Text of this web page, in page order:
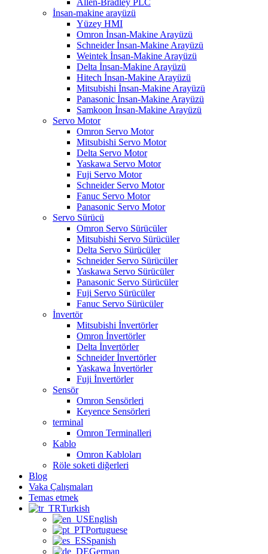
Allen-Bradley PLC
İnsan-makine arayüzü
Yüzey HMI
Omron İnsan-Makine Arayüzü
Schneider İnsan-Makine Arayüzü
Weintek İnsan-Makine Arayüzü
Delta İnsan-Makine Arayüzü
Hitech İnsan-Makine Arayüzü
Mitsubishi İnsan-Makine Arayüzü
Panasonic İnsan-Makine Arayüzü
Samkoon İnsan-Makine Arayüzü
Servo Motor
Omron Servo Motor
Mitsubishi Servo Motor
Delta Servo Motor
Yaskawa Servo Motor
Fuji Servo Motor
Schneider Servo Motor
Fanuc Servo Motor
Panasonic Servo Motor
Servo Sürücü
Omron Servo Sürücüler
Mitsubishi Servo Sürücüler
Delta Servo Sürücüler
Schneider Servo Sürücüler
Yaskawa Servo Sürücüler
Panasonic Servo Sürücüler
Fuji Servo Sürücüler
Fanuc Servo Sürücüler
İnvertör
Mitsubishi İnvertörler
Omron İnvertörler
Delta İnvertörler
Schneider İnvertörler
Yaskawa İnvertörler
Fuji İnvertörler
Sensör
Omron Sensörleri
Keyence Sensörleri
terminal
Omron Terminalleri
Kablo
Omron Kabloları
Röle soketi diğerleri
Blog
Vaka Çalışmaları
Temas etmek
Turkish
English
Portuguese
Spanish
German